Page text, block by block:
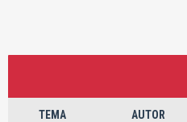
TEMA AUTOR